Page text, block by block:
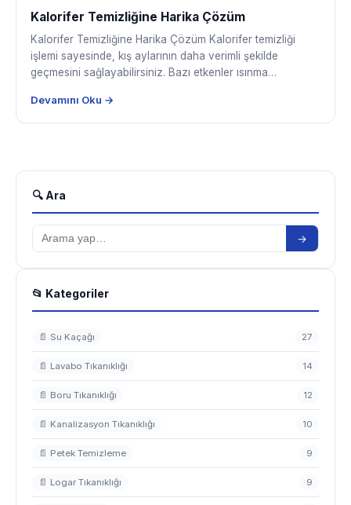
Kalorifer Temizliğine Harika Çözüm
Kalorifer Temizliğine Harika Çözüm Kalorifer temizliği
işlemi sayesinde, kış aylarının daha verimli şekilde
geçmesini sağlayabilirsiniz. Bazı etkenler ısınma…
Devamını Oku →
🔍 Ara
→
📂 Kategoriler
📄 Su Kaçağı 27
📄 Lavabo Tıkanıklığı 14
📄 Boru Tıkanıklığı 12
📄 Kanalizasyon Tıkanıklığı 10
📄 Petek Temizleme 9
📄 Logar Tıkanıklığı 9